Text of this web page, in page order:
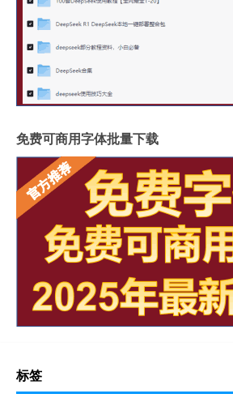
免费可商用字体批量下载
标签